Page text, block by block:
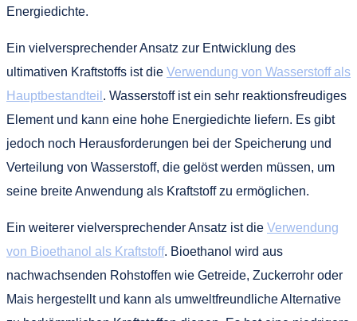
Energiedichte.
Ein vielversprechender Ansatz zur Entwicklung des
ultimativen Kraftstoffs ist die Verwendung von Wasserstoff als
Hauptbestandteil . Wasserstoff ist ein sehr reaktionsfreudiges
Element und kann eine hohe Energiedichte liefern. Es gibt
jedoch noch Herausforderungen bei der Speicherung und
Verteilung von Wasserstoff, die gelöst werden müssen, um
seine breite Anwendung als Kraftstoff zu ermöglichen.
Ein weiterer vielversprechender Ansatz ist die Verwendung
von Bioethanol als Kraftstoff. Bioethanol wird aus
nachwachsenden Rohstoffen wie Getreide, Zuckerrohr oder
Mais hergestellt und kann als umweltfreundliche Alternative